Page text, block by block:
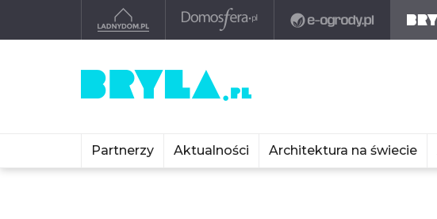
Partnerzy Aktualności Architektura na świecie